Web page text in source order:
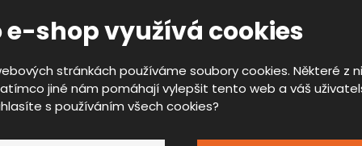
e-shop využívá cookies
stránkách používáme soubory cookies. Některé z
jiné nám pomáhají vylepšit tento web a váš
s používáním všech cookies?
kusů:
6 097,00 Kč
bez DPH
kusů:
bez DPH